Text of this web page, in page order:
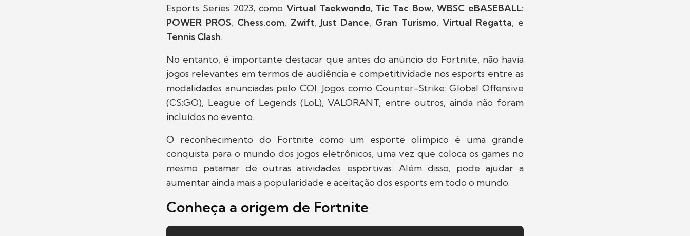
Esports Series 2023, como Virtual Taekwondo, Tic Tac Bow,WBSC eBASEBALL:
POWER PROS, Chess.com, Zwift, Just Dance, Gran Turismo, Virtual Regatta, e
Tennis Clash.
No entanto, é importante destacar que antes do anúncio do Fortnite, não havia
jogos relevantes em termos de audiência e competitividade nos esports entre as
modalidades anunciadas pelo COI. Jogos como Counter-Strike: Global Offensive
(CS:GO), League of Legends (LoL), VALORANT, entre outros, ainda não foram
incluídos no evento.
O reconhecimento do Fortnite como um esporte olímpico é uma grande
conquista para o mundo dos jogos eletrônicos, uma vez que coloca os games no
mesmo patamar de outras atividades esportivas. Além disso, pode ajudar a
aumentar ainda mais a popularidade e aceitação dos esports em todo o mundo.
Conheça a origem de Fortnite